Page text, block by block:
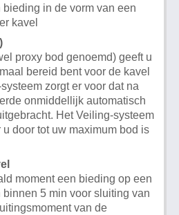
in de vorm van een
kavel
proxy bod genoemd) geeft u
bereid bent voor de kavel
zorgt er voor dat na
onmiddellijk automatisch
Het Veiling-systeem
door tot uw maximum bod is
moment een bieding op een
5 min voor sluiting van
van de